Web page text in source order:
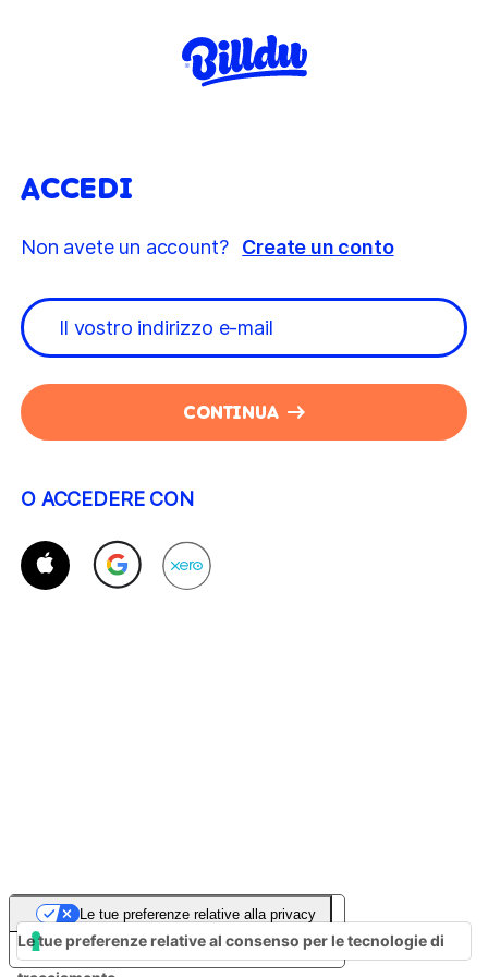
ACCEDI
Non avete un account? Create un conto
CONTINUA
O ACCEDERE CON
Informativa sulla raccolta
Le tue preferenze relative alla privacy
Le tue preferenze relative al consenso per le tecnologie di